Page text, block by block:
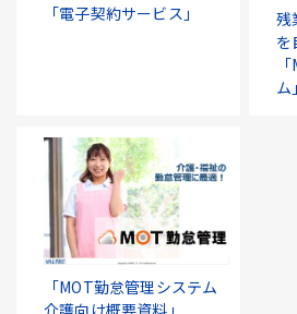
「電子契約サービス」
残
を
ム」
「MOT勤怠管理システム